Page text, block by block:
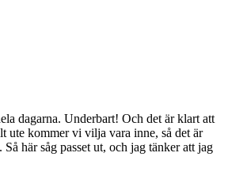
dagarna. Underbart! Och det är klart att
ute kommer vi vilja vara inne, så det är
här såg passet ut, och jag tänker att jag